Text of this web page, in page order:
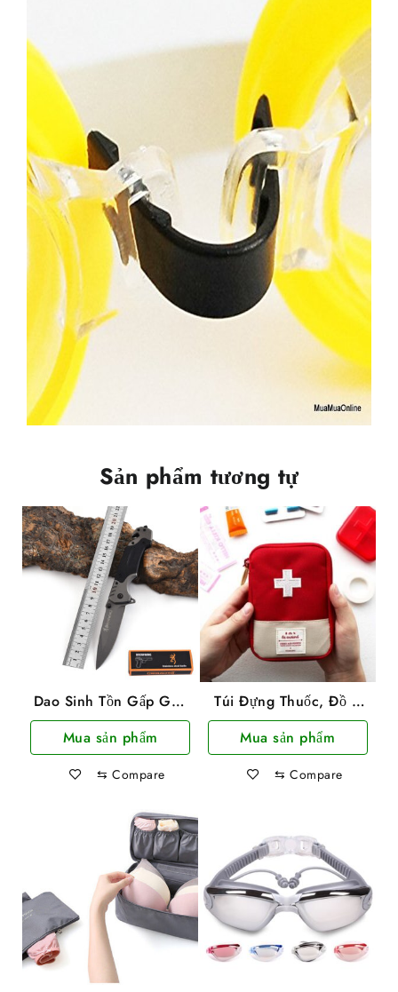
Sản phẩm tương tự
Dao Sinh Tồn Gấp Gọn
Browning Dài 22.5cm
Mua sản phẩm
⇆ Compare
Túi Đựng Thuốc, Đồ Y
Tế Khi Đi Du Lịch, Cắm
Trại Tiện Lợi
Mua sản phẩm
⇆ Compare